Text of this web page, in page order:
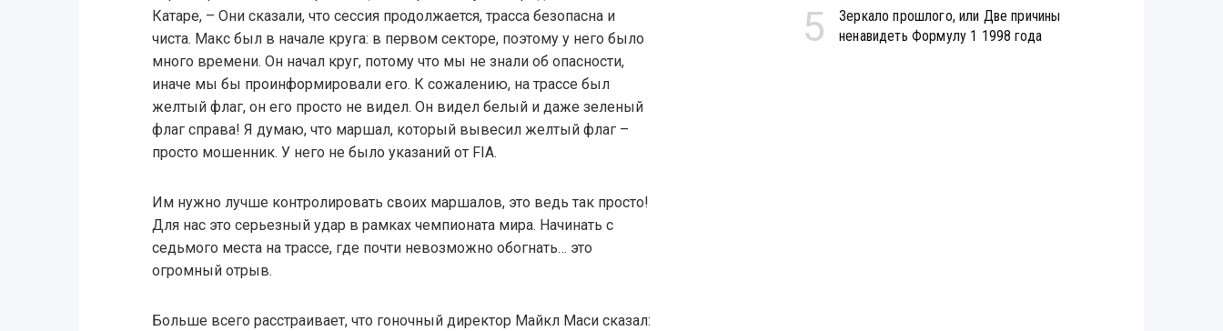
Катаре, – Они сказали, что сессия продолжается, трасса безопасна и
чиста. Макс был в начале круга: в первом секторе, поэтому у него было
много времени. Он начал круг, потому что мы не знали об опасности,
иначе мы бы проинформировали его. К сожалению, на трассе был
желтый флаг, он его просто не видел. Он видел белый и даже зеленый
флаг справа! Я думаю, что маршал, который вывесил желтый флаг –
просто мошенник. У него не было указаний от FIA.
Им нужно лучше контролировать своих маршалов, это ведь так просто!
Для нас это серьезный удар в рамках чемпионата мира. Начинать с
седьмого места на трассе, где почти невозможно обогнать… это
огромный отрыв.
Больше всего расстраивает, что гоночный директор Майкл Маси сказал:
5
Зеркало прошлого, или Две причины
ненавидеть Формулу 1 1998 года